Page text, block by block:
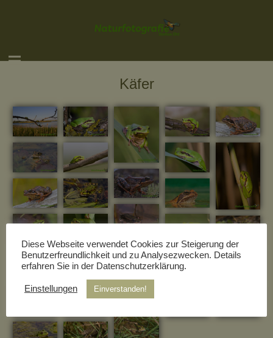
Käfer
Diese Webseite verwendet Cookies zur Steigerung der
Benutzerfreundlichkeit und zu Analysezwecken. Details
erfahren Sie in der Datenschutzerklärung.
Einstellungen Einverstanden!